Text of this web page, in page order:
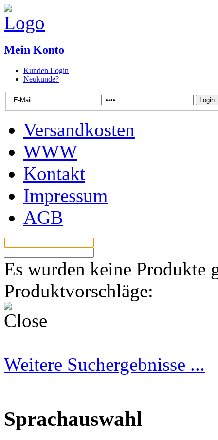
Mein Konto
Kunden Login
Neukunde?
Versandkosten
WWW
Kontakt
Impressum
AGB
Es wurden keine Produkte
Produktvorschläge:
Weitere Suchergebnisse ...
Sprachauswahl